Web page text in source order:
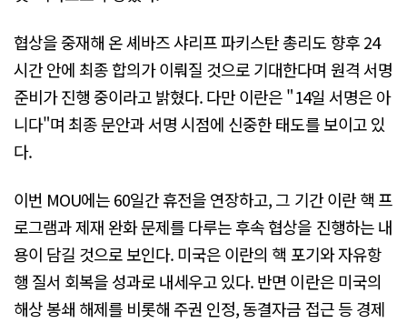
협상을 중재해 온 셰바즈 샤리프 파키스탄 총리도 향후 24
시간 안에 최종 합의가 이뤄질 것으로 기대한다며 원격 서명
준비가 진행 중이라고 밝혔다. 다만 이란은 "14일 서명은 아
니다"며 최종 문안과 서명 시점에 신중한 태도를 보이고 있
다.
이번 MOU에는 60일간 휴전을 연장하고, 그 기간 이란 핵 프
로그램과 제재 완화 문제를 다루는 후속 협상을 진행하는 내
용이 담길 것으로 보인다. 미국은 이란의 핵 포기와 자유항
행 질서 회복을 성과로 내세우고 있다. 반면 이란은 미국의
해상 봉쇄 해제를 비롯해 주권 인정, 동결자금 접근 등 경제